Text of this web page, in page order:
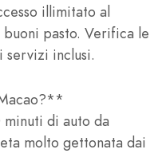
illimitato al
pasto. Verifica le
inclusi.
di auto da
molto gettonata dai